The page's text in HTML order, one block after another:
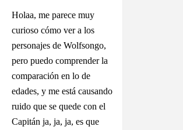
Holaa, me parece muy
curioso cómo ver a los
personajes de Wolfsongo,
pero puedo comprender la
comparación en lo de
edades, y me está causando
ruido que se quede con el
Capitán ja, ja, ja, es que